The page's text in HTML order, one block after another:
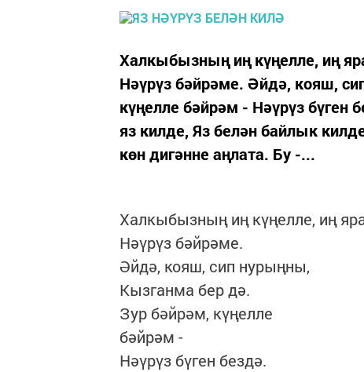
Халкыбызның иң күңелле, иң
Нәүрүз бәйрәме. Әйдә, кояш,
күңелле бәйрәм - Нәүрүз бүген
яз килде, Яз белән байлык
көн дигәнне аңлата. Бу -...
Халкыбызның иң күңелле, иң
Нәүрүз бәйрәме.
Әйдә, кояш, сип нурыңны,
Кызганма бер дә.
Зур бәйрәм, күңелле
бәйрәм -
Нәүрүз бүген бездә.